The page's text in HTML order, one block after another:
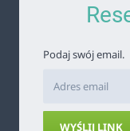
Podaj swój email.
WYŚLIJ LINK